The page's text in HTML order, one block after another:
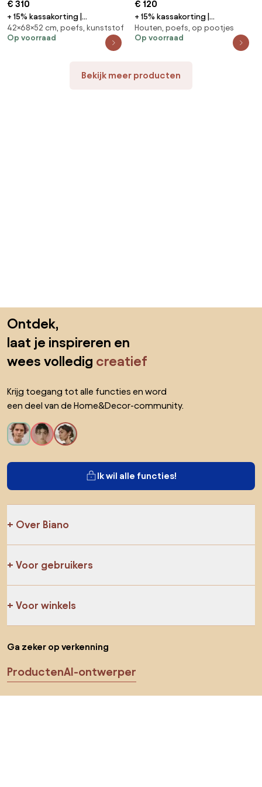
€ 310
+ 15% kassakorting |
Voetenbank tuin | Apple Bee
Condor | Aluminium | Wit |
42×68×52 cm, poefs, kunststof
Op voorraad
€ 120
+ 15% kassakorting |
Voetenbank | Sunyard Veronica |
Teakhout | Natural Teak | Kees
Houten, poefs, op pootjes
Op voorraad
Bekijk meer producten
Ontdek,
laat je inspireren en
wees volledig creatief
Krijg toegang tot alle functies en word
een deel van de Home&Decor-community.
Ik wil alle functies!
Over Biano
Voor gebruikers
Voor winkels
Ga zeker op verkenning
ProductenAI-ontwerper